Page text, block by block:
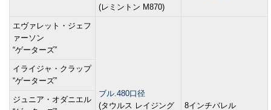
(レミントン M870)
エヴァレット・ジェフ
ァーソン
“ゲーターズ”
ブル.480口径
(タウルス レイジング
8インチバレル
イライジャ・クラップ
“ゲーターズ”
ジュニア・オダニエル